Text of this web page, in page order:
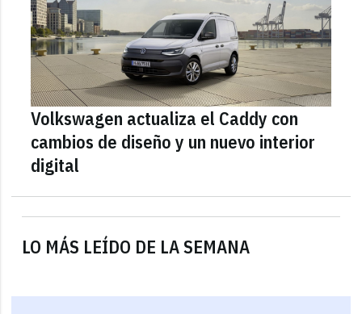
LO MÁS LEÍDO DE LA SEMANA
Volkswagen actualiza el Caddy con
cambios de diseño y un nuevo interior
digital